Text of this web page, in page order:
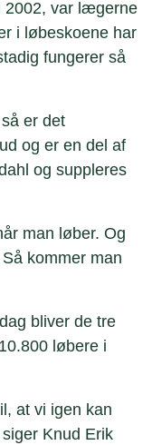
2002, var lægerne
i løbeskoene har
fungerer så
er det
og er en del af
og suppleres
man løber. Og
kommer man
bliver de tre
løbere i
at vi igen kan
Knud Erik